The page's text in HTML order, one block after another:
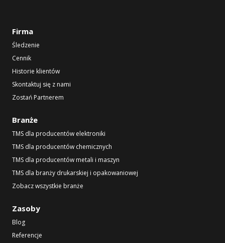
Firma
Śledzenie
Cennik
Historie klientów
Skontaktuj się z nami
Zostań Partnerem
Branże
TMS dla producentów elektroniki
TMS dla producentów chemicznych
TMS dla producentów metali i maszyn
TMS dla branży drukarskiej i opakowaniowej
Zobacz wszystkie branże
Zasoby
Blog
Referencje